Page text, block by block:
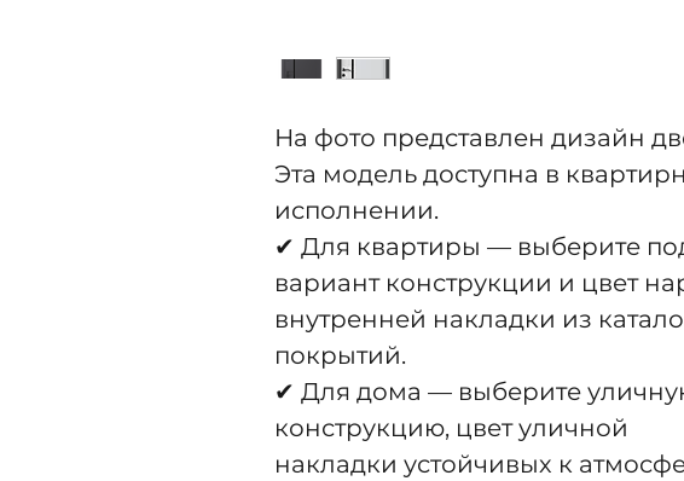
На фото представлен дизайн
Эта модель доступна в
исполнении.
✔ Для квартиры — выберите
вариант конструкции и цвет
внутренней накладки из
покрытий.
✔ Для дома — выберите
конструкцию, цвет уличной
накладки устойчивых к